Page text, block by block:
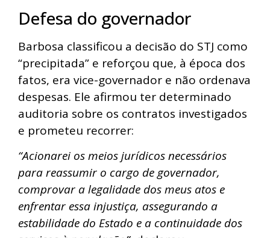
Defesa do governador
Barbosa classificou a decisão do STJ como
“precipitada” e reforçou que, à época dos
fatos, era vice-governador e não ordenava
despesas. Ele afirmou ter determinado
auditoria sobre os contratos investigados
e prometeu recorrer:
“Acionarei os meios jurídicos necessários
para reassumir o cargo de governador,
comprovar a legalidade dos meus atos e
enfrentar essa injustiça, assegurando a
estabilidade do Estado e a continuidade dos